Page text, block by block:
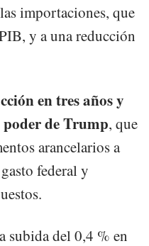
importaciones, que
y a una reducción
en tres años y
de Trump, que
arancelarios a
federal y
subida del 0,4 % en